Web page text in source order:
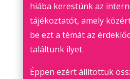
hiába kerestünk az
tájékoztatót, amely
be ezt a témát az
találtunk ilyet.
Éppen ezért állítottuk